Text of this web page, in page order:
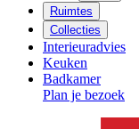
Ruimtes
Collecties
Interieuradvies
Keuken
Badkamer
Plan je bezoek